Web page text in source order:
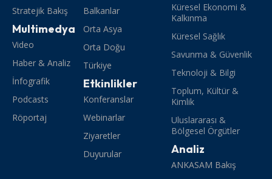
Stratejik Bakış
Multimedya
Video
Haber & Analiz
İnfografik
Podcasts
Röportaj
Balkanlar
Orta Asya
Orta Doğu
Türkiye
Etkinlikler
Konferanslar
Webinarlar
Ziyaretler
Duyurular
Küresel Ekonomi &
Kalkınma
Küresel Sağlık
Savunma & Güvenlik
Teknoloji & Bilgi
Toplum, Kültür &
Kimlik
Uluslararası &
Bölgesel Örgütler
Analiz
ANKASAM Bakış